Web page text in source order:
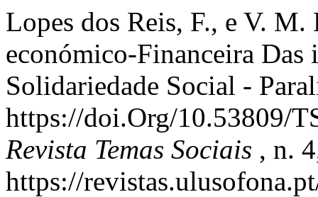
Lopes dos Reis, F., e V.
económico-Financeira Das
Solidariedade Social -
https://doi.Org/10.53809/
Revista Temas Sociais , n.
https://